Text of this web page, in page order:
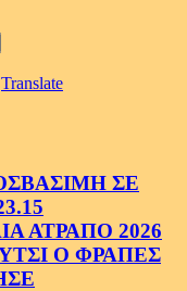
Translate
ΣΕ
ΑΤΡΑΠΟ 2026
Ο ΦΡΑΠΕΣ